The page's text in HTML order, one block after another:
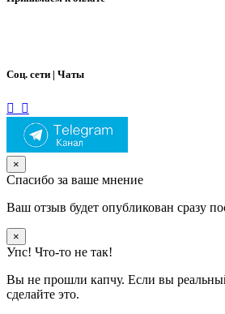
Соц. сети | Чаты
×
Спасибо за ваше мнение
Ваш отзыв будет опубликован сразу
×
Упс! Что-то не так!
Вы не прошли капчу. Если вы
сделайте это.